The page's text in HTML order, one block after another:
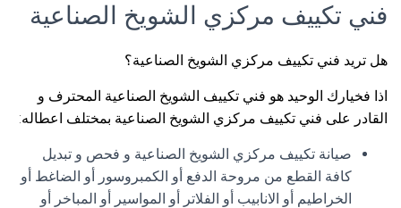
فني تكييف مركزي الشويخ الصناعية
هل تريد فني تكييف مركزي الشويخ الصناعية؟
اذا فخيارك الوحيد هو فني تكييف الشويخ الصناعية المحترف و
القادر على فني تكييف مركزي الشويخ الصناعية بمختلف اعطاله:
صيانة تكييف مركزي الشويخ الصناعية و فحص و تبديل
كافة القطع من مروحة الدفع أو الكمبروسور أو الضاغط أو
الخراطيم أو الانابيب أو الفلاتر أو المواسير أو المباخر أو